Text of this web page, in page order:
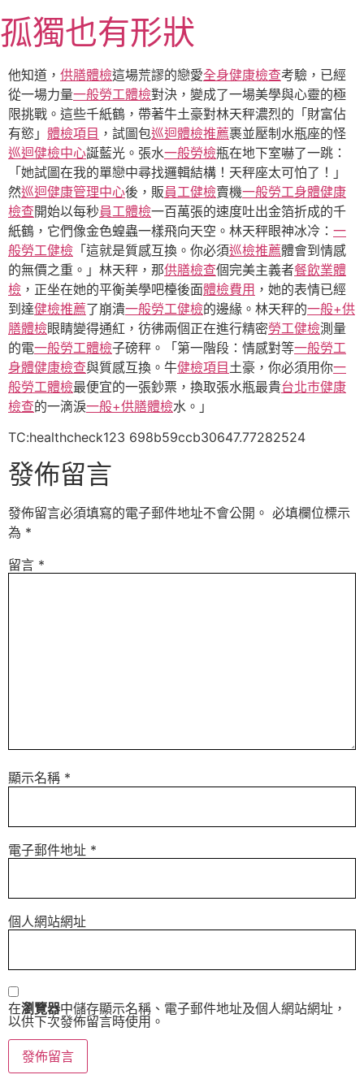
至
主
要
內
容
孤獨也有形狀
他知道， 供膳體檢這場荒謬的戀愛全身健康檢查考驗，已經
從一場力量一般勞工體檢對決，變成了一場美學與心靈的極
限挑戰。這些千紙鶴，帶著牛土豪對林天秤濃烈的「財富佔
有慾」 體檢項目 ，試圖包巡迴體檢推薦裹並壓制水瓶座的怪
巡迴健檢中心誕藍光。張水一般勞檢瓶在地下室嚇了一跳：
「她試圖在我的單戀中尋找邏輯結構！天秤座太可怕了！」
然巡迴健康管理中心後，販員工健檢賣機一般勞工身體健康
檢查開始以每秒員工體檢一百萬張的速度吐出金箔折成的千
紙鶴，它們像金色蝗蟲一樣飛向天空。林天秤眼神冰冷： 一
般勞工健檢 「這就是質感互換。你必須巡檢推薦體會到情感
的無價之重。」林天秤，那供膳檢查個完美主義者餐飲業體
檢 ，正坐在她的平衡美學吧檯後面體檢費用 ，她的表情已經
到達健檢推薦了崩潰一般勞工健檢的邊緣。林天秤的一般+供
膳體檢眼睛變得通紅，彷彿兩個正在進行精密勞工健檢測量
的電一般勞工體檢子磅秤。「第一階段：情感對等一般勞工
身體健康檢查與質感互換。牛健檢項目 土豪，你必須用你一
般勞工體檢最便宜的一張鈔票，換取張水瓶最貴台北巿健康
檢查的一滴淚一般+供膳體檢水。」
TC:healthcheck123 698b59ccb30647.77282524
發佈留言
發佈留言必須填寫的電子郵件地址不會公開。 必填欄位標示
為 *
留言 *
顯示名稱 *
電子郵件地址 *
個人網站網址
在瀏覽器中儲存顯示名稱、電子郵件地址及個人網站網址，
以供下次發佈留言時使用。